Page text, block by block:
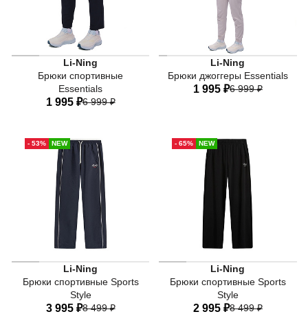
Li-Ning
Брюки спортивные
Essentials
Черные женские спортивные брюки Li-Ning Essentials
1 995 ₽6 999 ₽
40 42
50
52
Li-Ning
Брюки джоггеры Essentials
Женские брюки-джоггеры
1 995 ₽6 999 ₽
50
52
- 53% NEW
Li-Ning
Брюки спортивные Sports
Style
3 995 ₽8 499 ₽
- 65% NEW
Li-Ning
Брюки спортивные Sports
Style
2 995 ₽8 499 ₽